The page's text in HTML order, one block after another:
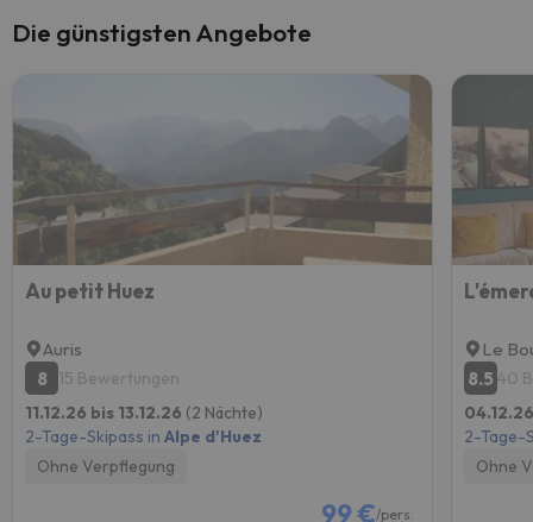
Die günstigsten Angebote
Au petit Huez
Auris
8
15 Bewertungen
11.12.26 bis 13.12.26 (2 Nächte)
2-Tage-Skipass in Alpe d'Huez
Ohne Verpflegung
99 €/pers.
Le
8.5 40
2-Tage-
Ohne